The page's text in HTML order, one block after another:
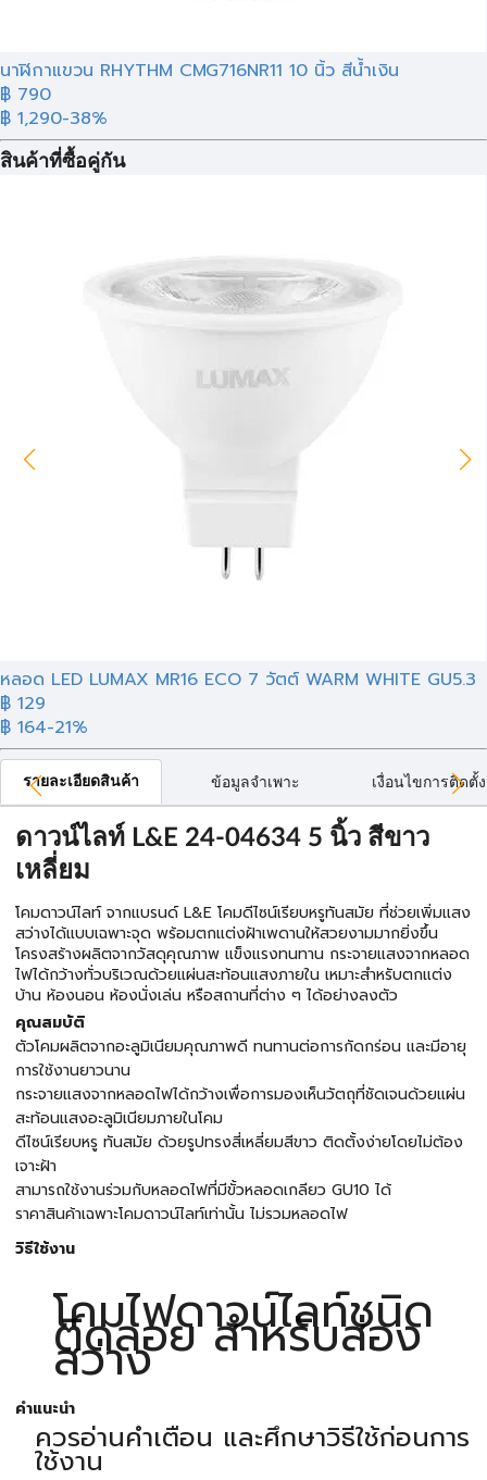
นาฬิกาแขวน RHYTHM CMG716NR11 10 นิ้ว สีน้ำเงิน
฿ 790
฿ 1,290-38%
สินค้าที่ซื้อคู่กัน
หลอด LED LUMAX MR16 ECO 7 วัตต์ WARM WHITE GU5.3
฿ 129
฿ 164-21%
รายละเอียดสินค้า ข้อมูลจำเพาะ เงื่อนไขการติดตั้ง
ดาวน์ไลท์ L&E 24-04634 5 นิ้ว สีขาว
เหลี่ยม
โคมดาวน์ไลท์ จากแบรนด์ L&E โคมดีไซน์เรียบหรูทันสมัย ที่ช่วยเพิ่มแสง
สว่างได้แบบเฉพาะจุด พร้อมตกแต่งฝ้าเพดานให้สวยงามมากยิ่งขึ้น
โครงสร้างผลิตจากวัสดุคุณภาพ แข็งแรงทนทาน กระจายแสงจากหลอด
ไฟได้กว้างทั่วบริเวณด้วยแผ่นสะท้อนแสงภายใน เหมาะสำหรับตกแต่ง
บ้าน ห้องนอน ห้องนั่งเล่น หรือสถานที่ต่าง ๆ ได้อย่างลงตัว
คุณสมบัติ
ตัวโคมผลิตจากอะลูมิเนียมคุณภาพดี ทนทานต่อการกัดกร่อน และมีอายุ
การใช้งานยาวนาน
กระจายแสงจากหลอดไฟได้กว้างเพื่อการมองเห็นวัตถุที่ชัดเจนด้วยแผ่น
สะท้อนแสงอะลูมิเนียมภายในโคม
ดีไซน์เรียบหรู ทันสมัย ด้วยรูปทรงสี่เหลี่ยมสีขาว ติดตั้งง่ายโดยไม่ต้อง
เจาะฝ้า
สามารถใช้งานร่วมกับหลอดไฟที่มีขั้วหลอดเกลียว GU10 ได้
ราคาสินค้าเฉพาะโคมดาวน์ไลท์เท่านั้น ไม่รวมหลอดไฟ
วิธีใช้งาน
โคมไฟดาวน์ไลท์ชนิด
ติดลอย สำหรับส่อง
สว่าง
คำแนะนำ
ควรอ่านคำเตือน และศึกษาวิธีใช้ก่อนการ
ใช้งาน